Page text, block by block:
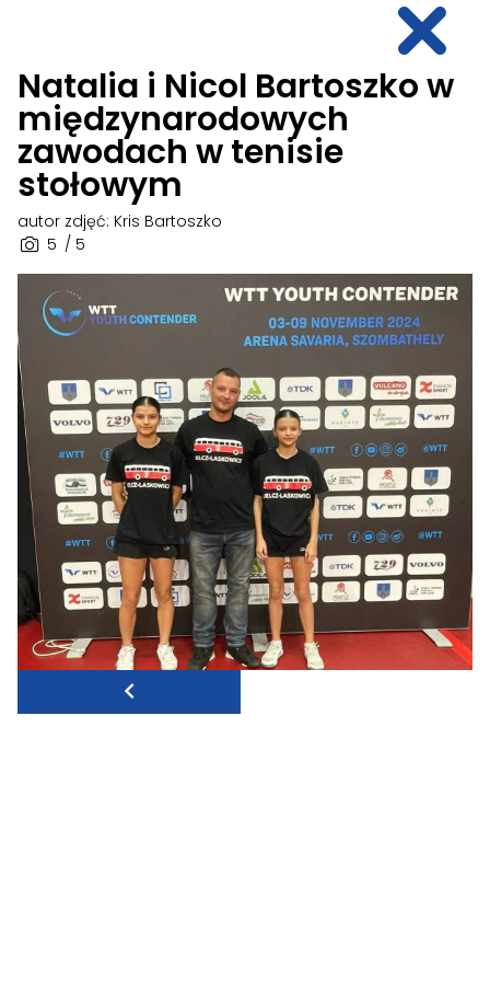
Natalia i Nicol Bartoszko w
międzynarodowych
zawodach w tenisie
stołowym
5 / 5
autor zdjęć: Kris Bartoszko